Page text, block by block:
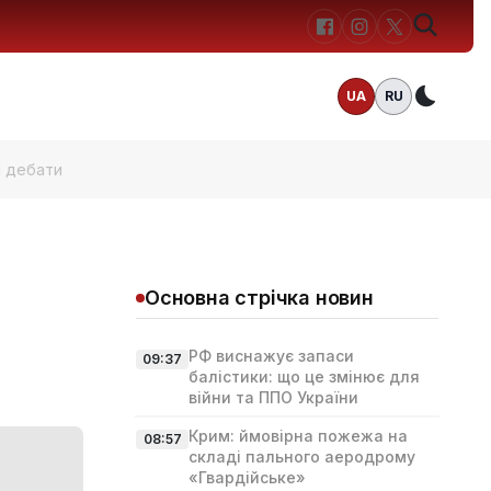
UA RU
дебати
Основна стрічка новин
09:37 РФ виснажує запаси
балістики: що це змінює для
війни та ППО України
08:57 Крим: ймовірна пожежа на
складі пального аеродрому
«Гвардійське»